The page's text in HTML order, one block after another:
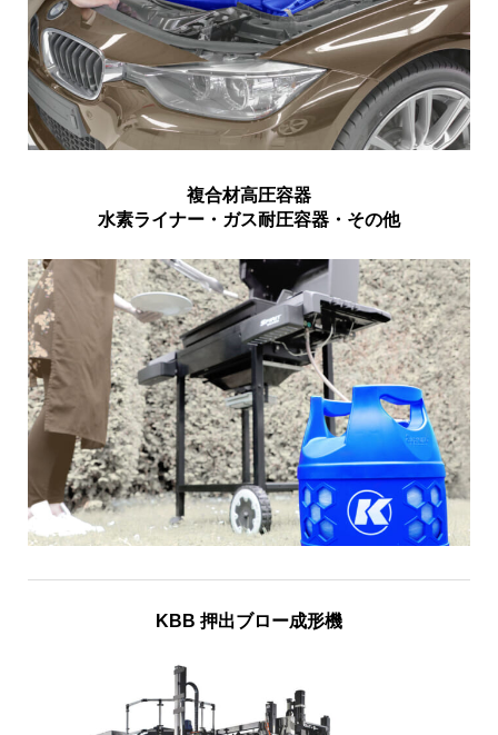
複合材高圧容器
水素ライナー・ガス耐圧容器・その他
KBB 押出ブロー成形機